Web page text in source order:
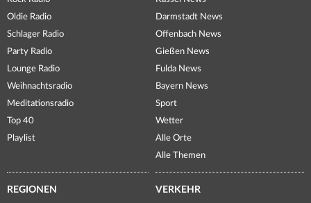
Oldie Radio
Schlager Radio
Party Radio
Lounge Radio
Weihnachtsradio
Meditationsradio
Top 40
Playlist
Darmstadt News
Offenbach News
Gießen News
Fulda News
Bayern News
Sport
Wetter
Alle Orte
Alle Themen
REGIONEN VERKEHR